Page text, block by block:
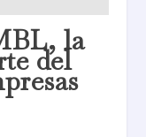
la
del